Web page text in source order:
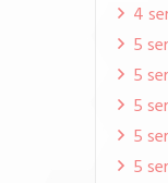
4
5
5
5
5
5